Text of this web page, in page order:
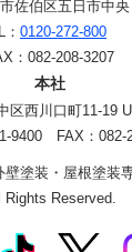
佐伯区五日市中
0120-272-800
：082-208-3207
本社
区西川口町11-19
9400 FAX：082-
塗装・屋根塗装
Rights Reserved.